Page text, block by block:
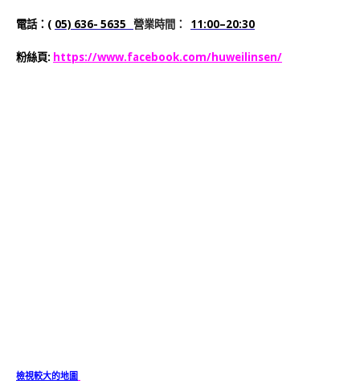
電話：( 05) 636- 5635 營業時間： 11:00–20:30
粉絲頁: https://www.facebook.com/huweilinsen/
檢視較大的地圖